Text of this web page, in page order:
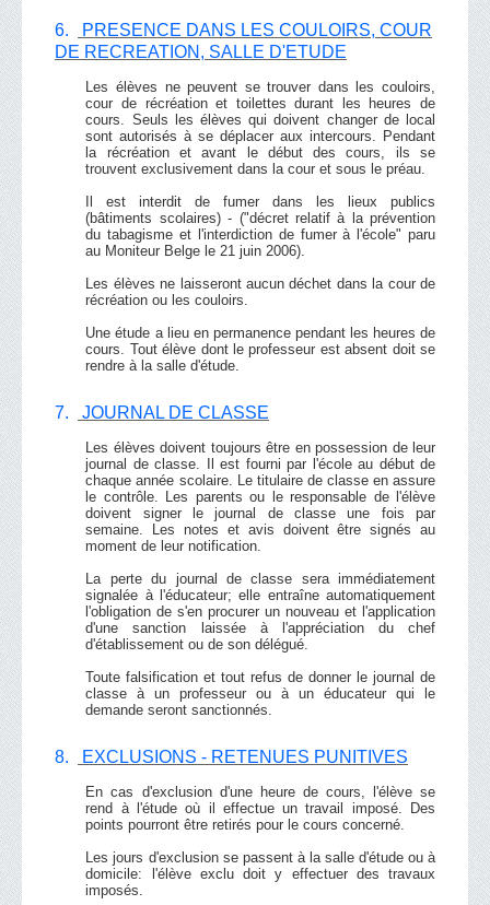
6.
PRESENCE DANS LES COULOIRS, COUR
DE RECREATION, SALLE D'ETUDE
Les élèves ne peuvent se trouver dans les couloirs,
cour de récréation et toilettes durant les heures de
cours. Seuls les élèves qui doivent changer de local
sont autorisés à se déplacer aux intercours. Pendant
la récréation et avant le début des cours, ils se
trouvent exclusivement dans la cour et sous le préau.
Il est interdit de fumer dans les lieux publics
(bâtiments scolaires) - ("décret relatif à la prévention
du tabagisme et l'interdiction de fumer à l'école" paru
au Moniteur Belge le 21 juin 2006).
Les élèves ne laisseront aucun déchet dans la cour de
récréation ou les couloirs.
Une étude a lieu en permanence pendant les heures de
cours. Tout élève dont le professeur est absent doit se
rendre à la salle d'étude.
7. JOURNAL DE CLASSE
Les élèves doivent toujours être en possession de leur
journal de classe. Il est fourni par l'école au début de
chaque année scolaire. Le titulaire de classe en assure
le contrôle. Les parents ou le responsable de l'élève
doivent signer le journal de classe une fois par
semaine. Les notes et avis doivent être signés au
moment de leur notification.
La perte du journal de classe sera immédiatement
signalée à l'éducateur; elle entraîne automatiquement
l'obligation de s'en procurer un nouveau et l'application
d'une sanction laissée à l'appréciation du chef
d'établissement ou de son délégué.
Toute falsification et tout refus de donner le journal de
classe à un professeur ou à un éducateur qui le
demande seront sanctionnés.
8. EXCLUSIONS - RETENUES PUNITIVES
En cas d'exclusion d'une heure de cours, l'élève se
rend à l'étude où il effectue un travail imposé. Des
points pourront être retirés pour le cours concerné.
Les jours d'exclusion se passent à la salle d'étude ou à
domicile: l'élève exclu doit y effectuer des travaux
imposés.